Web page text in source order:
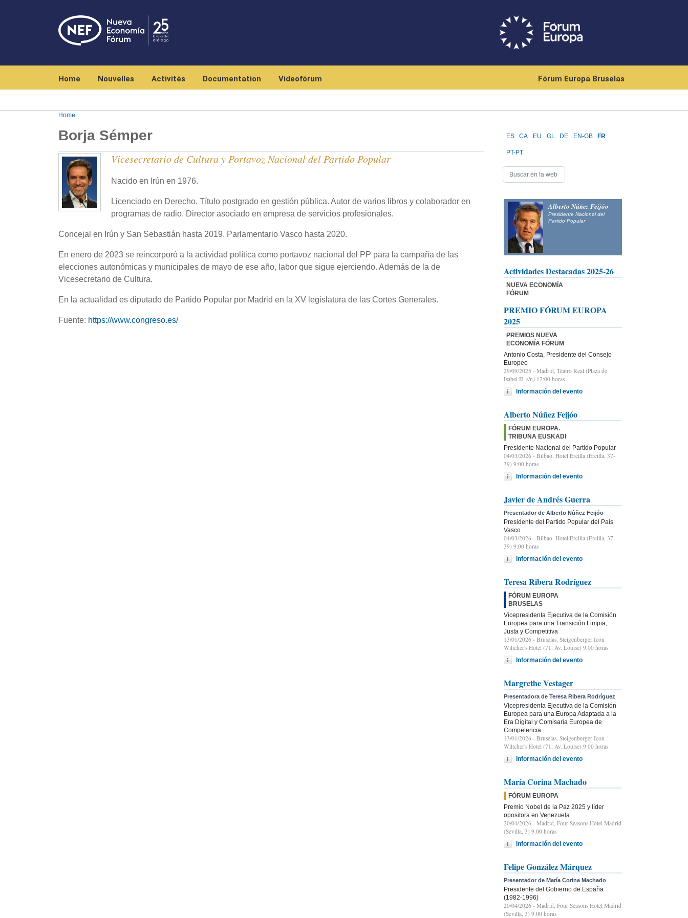
Home Nouvelles Activités Documentation Videofórum Fórum Europa Bruselas
Home
Borja Sémper
Vicesecretario de Cultura y Portavoz Nacional del Partido Popular
Nacido en Irún en 1976.
Licenciado en Derecho. Título postgrado en gestión pública. Autor de varios libros y colaborador en
programas de radio. Director asociado en empresa de servicios profesionales.
Concejal en Irún y San Sebastián hasta 2019. Parlamentario Vasco hasta 2020.
En enero de 2023 se reincorporó a la actividad política como portavoz nacional del PP para la campaña de las
elecciones autonómicas y municipales de mayo de ese año, labor que sigue ejerciendo. Además de la de
Vicesecretario de Cultura.
En la actualidad es diputado de Partido Popular por Madrid en la XV legislatura de las Cortes Generales.
Fuente: https://www.congreso.es/
ES CA EU GL DE EN-GB FR
PT-PT
Alberto Núñez Feijóo
Presidente Nacional del
Partido Popular
Actividades Destacadas 2025-26
NUEVA ECONOMÍA
FÓRUM
PREMIO FÓRUM EUROPA
2025
PREMIOS NUEVA
ECONOMÍA FÓRUM
Antonio Costa, Presidente del Consejo
Europeo
29/09/2025 - Madrid, Teatro Real (Plaza de
Isabel II, s/n) 12:00 horas
Información del evento
Alberto Núñez Feijóo
FÓRUM EUROPA.
TRIBUNA EUSKADI
Presidente Nacional del Partido Popular
04/03/2026 - Bilbao, Hotel Ercilla (Ercilla, 37-
39) 9:00 horas
Información del evento
Javier de Andrés Guerra
Presentador de Alberto Núñez Feijóo
Presidente del Partido Popular del País
Vasco
04/03/2026 - Bilbao, Hotel Ercilla (Ercilla, 37-
39) 9:00 horas
Información del evento
Teresa Ribera Rodríguez
FÓRUM EUROPA
BRUSELAS
Vicepresidenta Ejecutiva de la Comisión
Europea para una Transición Limpia,
Justa y Competitiva
13/01/2026 - Bruselas, Steigenberger Icon
Wiltcher's Hotel (71, Av. Louise) 9:00 horas
Información del evento
Margrethe Vestager
Presentadora de Teresa Ribera Rodríguez
Vicepresidenta Ejecutiva de la Comisión
Europea para una Europa Adaptada a la
Era Digital y Comisaria Europea de
Competencia
13/01/2026 - Bruselas, Steigenberger Icon
Wiltcher's Hotel (71, Av. Louise) 9:00 horas
Información del evento
María Corina Machado
FÓRUM EUROPA
Premio Nobel de la Paz 2025 y líder
opositora en Venezuela
20/04/2026 - Madrid, Four Seasons Hotel Madrid
(Sevilla, 3) 9.00 horas
Información del evento
Felipe González Márquez
Presentador de María Corina Machado
Presidente del Gobierno de España
(1982-1996)
20/04/2026 - Madrid, Four Seasons Hotel Madrid
(Sevilla, 3) 9.00 horas